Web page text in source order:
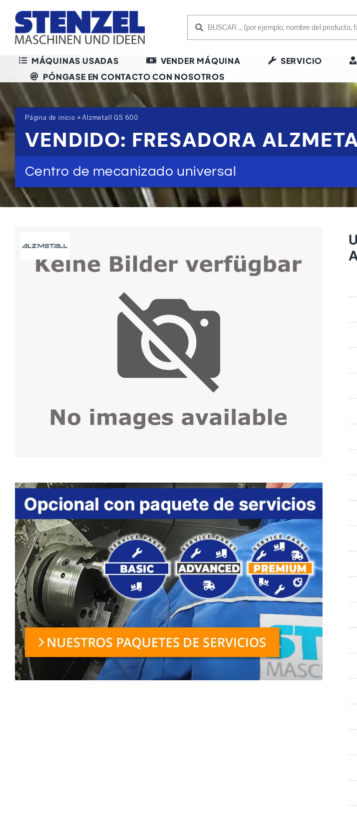
content
MÁQUINAS USADAS VENDER MÁQUINA SERVICIO
PÓNGASE EN CONTACTO CON NOSOTROS
Página de inicio »Alzmetall GS 600
VENDIDO: FRESADORA
Centro de mecanizado universal